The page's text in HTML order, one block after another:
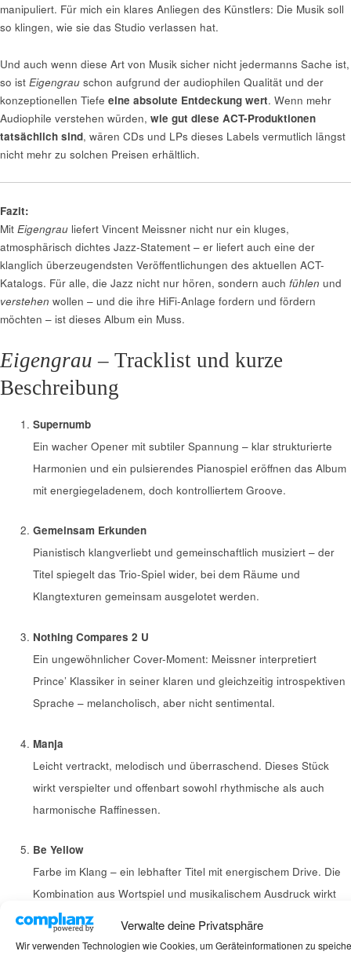
Verwalte deine Privatsphäre
Wir verwenden Technologien wie Cookies, um Geräteinformationen zu
manipuliert. Für mich ein klares Anliegen des Künstlers: Die Musik soll
so klingen, wie sie das Studio verlassen hat.
Und auch wenn diese Art von Musik sicher nicht jedermanns Sache ist,
so ist Eigengrau schon aufgrund der audiophilen Qualität und der
konzeptionellen Tiefe eine absolute Entdeckung wert. Wenn mehr
Audiophile verstehen würden, wie gut diese ACT-Produktionen
tatsächlich sind, wären CDs und LPs dieses Labels vermutlich längst
nicht mehr zu solchen Preisen erhältlich.
Fazit:
Mit Eigengrau liefert Vincent Meissner nicht nur ein kluges,
atmosphärisch dichtes Jazz-Statement – er liefert auch eine der
klanglich überzeugendsten Veröffentlichungen des aktuellen ACT-
Katalogs. Für alle, die Jazz nicht nur hören, sondern auch fühlen und
verstehen wollen – und die ihre HiFi-Anlage fordern und fördern
möchten – ist dieses Album ein Muss.
Eigengrau – Tracklist und kurze
Beschreibung
Supernumb
Ein wacher Opener mit subtiler Spannung – klar strukturierte
Harmonien und ein pulsierendes Pianospiel eröffnen das Album
mit energiegeladenem, doch kontrolliertem Groove.
Gemeinsam Erkunden
Pianistisch klangverliebt und gemeinschaftlich musiziert – der
Titel spiegelt das Trio-Spiel wider, bei dem Räume und
Klangtexturen gemeinsam ausgelotet werden.
Nothing Compares 2 U
Ein ungewöhnlicher Cover-Moment: Meissner interpretiert
Prince’ Klassiker in seiner klaren und gleichzeitig introspektiven
Sprache – melancholisch, aber nicht sentimental.
Manja
Leicht vertrackt, melodisch und überraschend. Dieses Stück
wirkt verspielter und offenbart sowohl rhythmische als auch
harmonische Raffinessen.
Be Yellow
Farbe im Klang – ein lebhafter Titel mit energischem Drive. Die
Kombination aus Wortspiel und musikalischem Ausdruck wirkt
bewusst leichtfüßig.